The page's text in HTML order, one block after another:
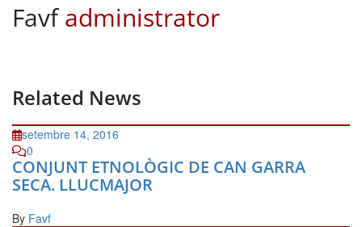
Favfadministrator
Related News
setembre 14, 2016
0
CONJUNT ETNOLÒGIC DE CAN GARRA
SECA. LLUCMAJOR
By Favf